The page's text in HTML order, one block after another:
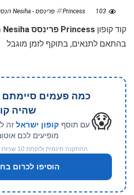
103 Princess פרינסס - Nesiha הנסיכה
קוד קופון Princess פרינסס Nesiha הנסיכה
בהתאם לתנאים, בתוקף לזמן מוגבל
😱
כמה פעמים סיימתם
שהיה
עם תוסף קופון ישראל זה
מופיעים לכם
ההתקנה חינמית ולוקחת 10 שניות · Google Chrome במחשב
הוסיפו לכרום